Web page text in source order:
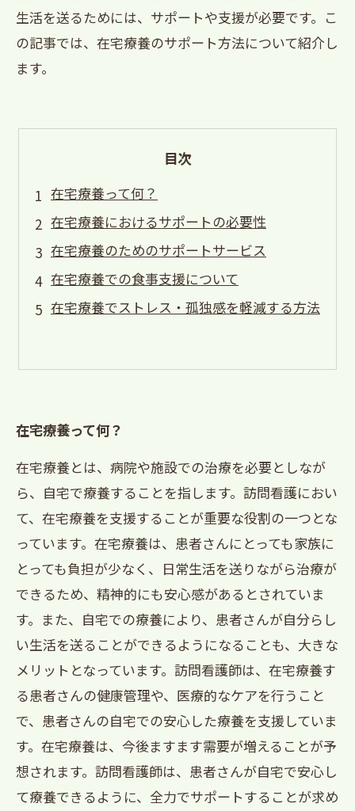
生活を送るためには、サポートや支援が必要です。こ
の記事では、在宅療養のサポート方法について紹介し
ます。
目次
在宅療養って何？
在宅療養におけるサポートの必要性
在宅療養のためのサポートサービス
在宅療養での食事支援について
在宅療養でストレス・孤独感を軽減する方法
在宅療養って何？
在宅療養とは、病院や施設での治療を必要としなが
ら、自宅で療養することを指します。訪問看護におい
て、在宅療養を支援することが重要な役割の一つとな
っています。在宅療養は、患者さんにとっても家族に
とっても負担が少なく、日常生活を送りながら治療が
できるため、精神的にも安心感があるとされていま
す。また、自宅での療養により、患者さんが自分らし
い生活を送ることができるようになることも、大きな
メリットとなっています。訪問看護師は、在宅療養す
る患者さんの健康管理や、医療的なケアを行うこと
で、患者さんの自宅での安心した療養を支援していま
す。在宅療養は、今後ますます需要が増えることが予
想されます。訪問看護師は、患者さんが自宅で安心し
て療養できるように、全力でサポートすることが求め